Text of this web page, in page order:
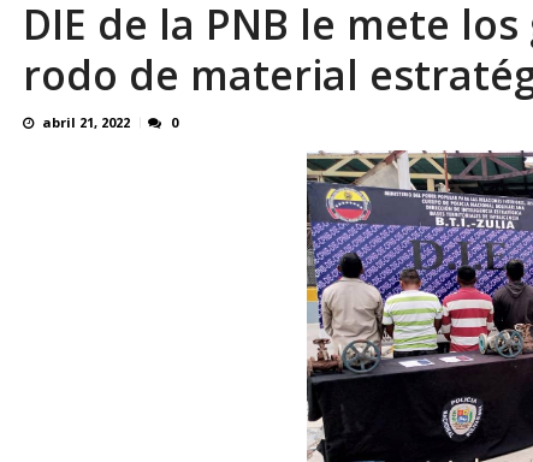
OVP denunció 15 años de violación
DIE de la PNB le mete
rodo de material
abril 21, 2022 0